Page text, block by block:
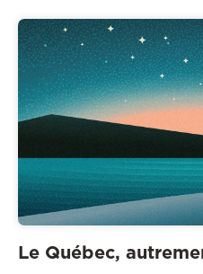
Le Québec,